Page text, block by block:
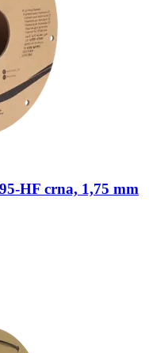
​HF crna, 1,75 mm